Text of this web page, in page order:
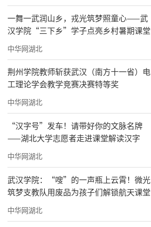
一舞一武润山乡，戎光筑梦照童心——武
汉学院“三下乡”学子点亮乡村暑期课堂
中华网湖北
荆州学院教师斩获武汉（南方十一省）电
工理论学会教学竞赛决赛特等奖
中华网湖北
“汉字号”发车！请带好你的文脉名牌
——湖北大学志愿者走进课堂解读汉字
中华网湖北
武汉学院：“嗖”的一声瓶上云霄！微光
筑梦支教队用废品为孩子们解锁航天课堂
中华网湖北